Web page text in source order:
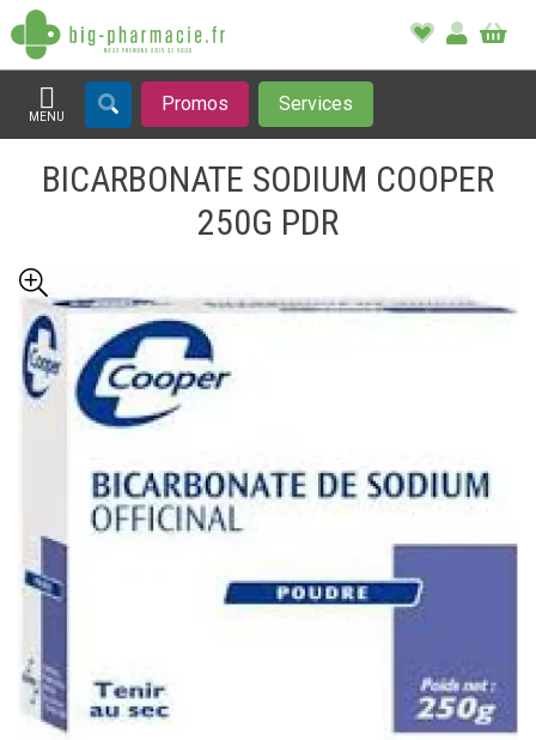
MENU
Afficher la navigation
Promos Services
BICARBONATE SODIUM COOPER
250G PDR